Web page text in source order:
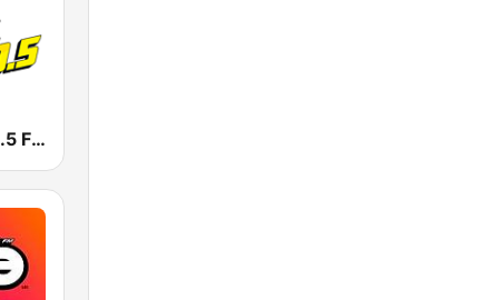
La Mejor 100.5 FM